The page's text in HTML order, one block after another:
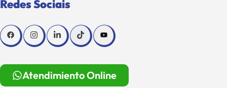
Redes Sociais
Atendimiento Online